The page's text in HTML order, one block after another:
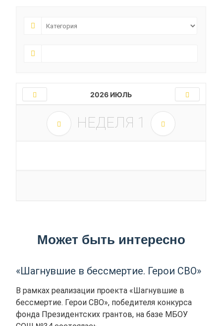
2026 ИЮЛЬ
НЕДЕЛЯ 1
Может быть интересно
«Шагнувшие в бессмертие. Герои СВО»
В рамках реализации проекта «Шагнувшие в
бессмертие. Герои СВО», победителя конкурса
фонда Президентских грантов, на базе МБОУ